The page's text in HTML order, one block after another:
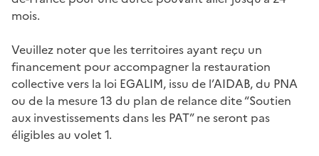
mois.
Veuillez noter que les territoires ayant reçu un
financement pour accompagner la restauration
collective vers la loi EGALIM, issu de l’AIDAB, du PNA
ou de la mesure 13 du plan de relance dite “Soutien
aux investissements dans les PAT” ne seront pas
éligibles au volet 1.